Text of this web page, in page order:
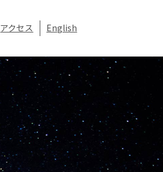
アクセス English